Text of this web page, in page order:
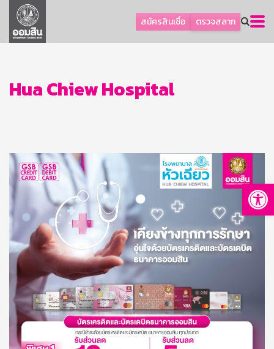
สมัครสินเชื่อ ตรวจสลาก
ลูกค้าธุรกิจ
ลูกค้าผู้ประกอบรายย่อย
ออมเพื่อสุข
บริการทางการเงิน
อื่นๆ
ติดต่อเรา
บริการออนไลน์
TH
EN
GSB Society
Hua Chiew Hospital